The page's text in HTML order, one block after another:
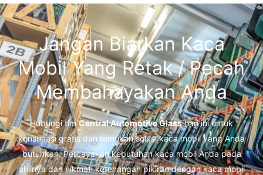
Jangan Biarkan Kaca
Mobil Yang Retak / Pecah
Membahayakan Anda
Hubungi timCentral Automotive Glasshari ini untuk
konsultasi gratis dan temukan solusi kaca mobil yang Anda
butuhkan. Percayakan kebutuhan kaca mobil Anda pada
ahlinya dan nikmati ketenangan pikiran dengan kaca mobil